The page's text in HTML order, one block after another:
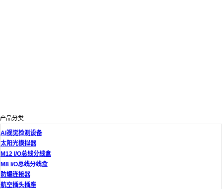
产品分类
AI视觉检测设备
太阳光模拟器
M12 I/O总线分线盒
M8 I/O总线分线盒
防爆连接器
航空插头插座